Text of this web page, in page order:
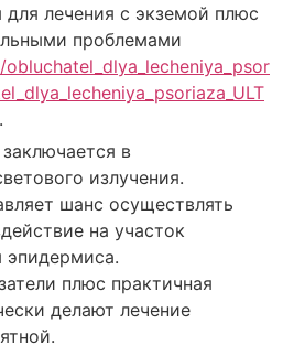
лечения с экземой плюс
проблемами
.
в
излучения.
шанс осуществлять
на участок
плюс практичная
делают лечение